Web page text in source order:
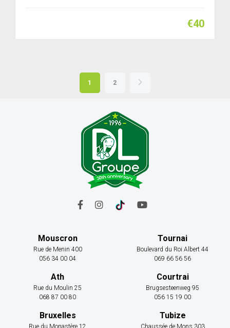
€40
1 2
Mouscron
Rue de Menin 400
056 34 00 04
Tournai
Boulevard du Roi Albert 44
069 66 56 56
Ath
Rue du Moulin 25
068 87 00 80
Courtrai
Brugsesteenweg 95
056 15 19 00
Bruxelles
Rue du Monastère 12
Tubize
Chaussée de Mons 303